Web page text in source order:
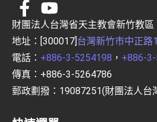
財團法人台灣省天主教會新竹教區
地址：[300017]台灣新竹市中正路
電話： +886-3-5254198 ， +886-
傳真：+886-3-5264786
郵政劃撥：19087251(財團法人台